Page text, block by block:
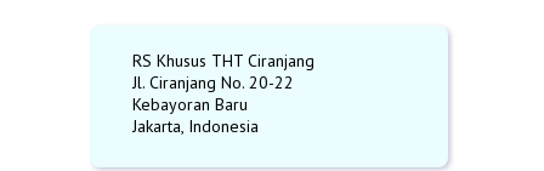
RS Khusus THT Ciranjang
Jl. Ciranjang No. 20-22
Kebayoran Baru
Jakarta, Indonesia